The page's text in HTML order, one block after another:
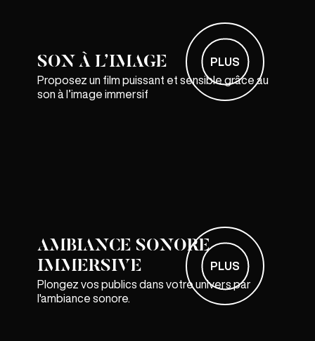
SON À L’IMAGE
Proposez un film puissant et sensible grâce au
son à l’image immersif
PLUS
AMBIANCE SONORE
IMMERSIVE
Plongez vos publics dans votre univers par
l'ambiance sonore.
PLUS